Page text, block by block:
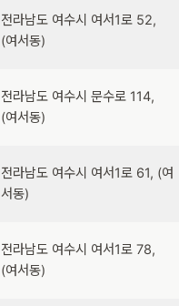
전라남도 여수시 여서1로 52,
(여서동)
전라남도 여수시 문수로 114,
(여서동)
전라남도 여수시 여서1로 61, (여
서동)
전라남도 여수시 여서1로 78,
(여서동)